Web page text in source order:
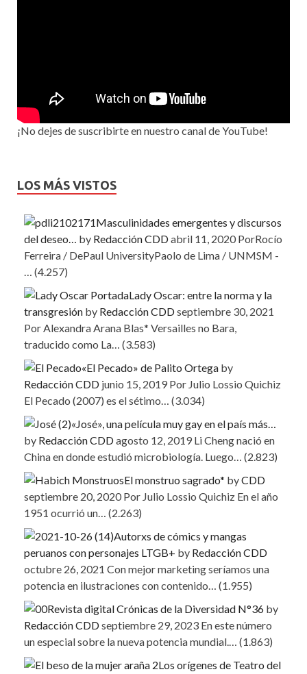
¡No dejes de suscribirte en nuestro canal de YouTube!
LOS MÁS VISTOS
Masculinidades emergentes y discursos
del deseo… by Redacción CDDabril 11, 2020 PorRocío
Ferreira / DePaul UniversityPaolo de Lima / UNMSM -
… (4.257)
Lady Oscar: entre la norma y la
transgresión by Redacción CDDseptiembre 30, 2021
Por Alexandra Arana Blas* Versailles no Bara,
traducido como La… (3.583)
«El Pecado» de Palito Ortega by
Redacción CDD junio 15, 2019 Por Julio Lossio Quichiz
El Pecado (2007) es el sétimo… (3.034)
«José», una película muy gay en el país más…
by Redacción CDDagosto 12, 2019 Li Cheng nació en
China en donde estudió microbiología. Luego… (2.823)
El monstruo sagrado* byCDD
septiembre 20, 2020 Por Julio Lossio Quichiz En el año
1951 ocurrió un… (2.263)
Autorxs de cómics y mangas
peruanos con personajes LTGB+ by Redacción CDD
octubre 26, 2021 Con mejor marketing seríamos una
potencia en ilustraciones con contenido… (1.955)
Revista digital Crónicas de la Diversidad N°36 by
Redacción CDDseptiembre 29, 2023 En este número
un especial sobre la nueva potencia mundial.… (1.863)
Los orígenes de Teatro del